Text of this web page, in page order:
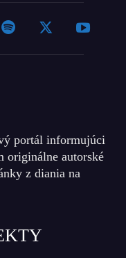
portál informujúci
originálne autorské
z diania na